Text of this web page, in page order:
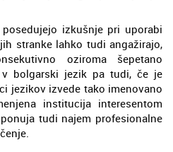
izkušnje pri uporabi
stranke lahko tudi angažirajo,
oziroma šepetano
bolgarski jezik pa tudi, če je
jezikov izvede tako imenovano
institucija interesentom
tudi najem profesionalne